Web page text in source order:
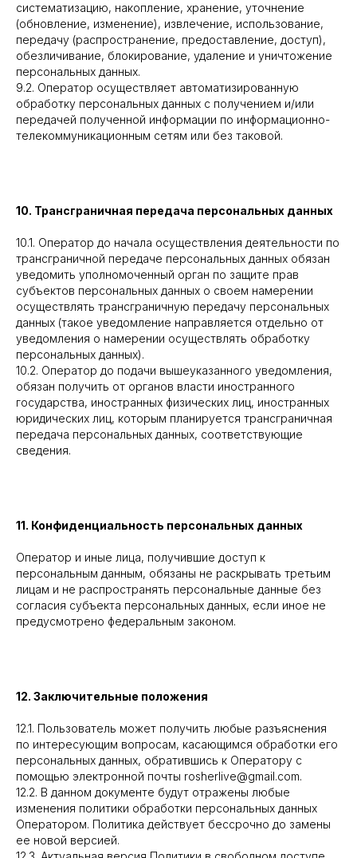
систематизацию, накопление, хранение, уточнение
(обновление, изменение), извлечение, использование,
передачу (распространение, предоставление, доступ),
обезличивание, блокирование, удаление и уничтожение
персональных данных.
9.2. Оператор осуществляет автоматизированную
обработку персональных данных с получением и/или
передачей полученной информации по информационно-
телекоммуникационным сетям или без таковой.
10. Трансграничная передача персональных данных
10.1. Оператор до начала осуществления деятельности по
трансграничной передаче персональных данных обязан
уведомить уполномоченный орган по защите прав
субъектов персональных данных о своем намерении
осуществлять трансграничную передачу персональных
данных (такое уведомление направляется отдельно от
уведомления о намерении осуществлять обработку
персональных данных).
10.2. Оператор до подачи вышеуказанного уведомления,
обязан получить от органов власти иностранного
государства, иностранных физических лиц, иностранных
юридических лиц, которым планируется трансграничная
передача персональных данных, соответствующие
сведения.
11. Конфиденциальность персональных данных
Оператор и иные лица, получившие доступ к
персональным данным, обязаны не раскрывать третьим
лицам и не распространять персональные данные без
согласия субъекта персональных данных, если иное не
предусмотрено федеральным законом.
12. Заключительные положения
12.1. Пользователь может получить любые разъяснения
по интересующим вопросам, касающимся обработки его
персональных данных, обратившись к Оператору с
помощью электронной почты rosherlive@gmail.com.
12.2. В данном документе будут отражены любые
изменения политики обработки персональных данных
Оператором. Политика действует бессрочно до замены
ее новой версией.